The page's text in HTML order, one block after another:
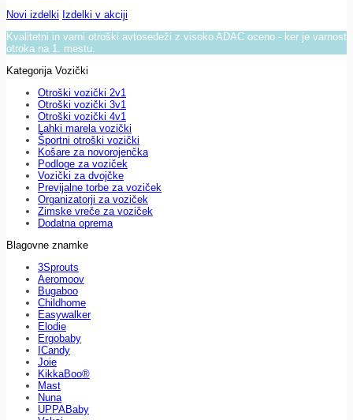
Novi izdelki Izdelki v akciji
Kvalitetni in varni otroški avtosedeži z visoko ADAC oceno - ker je varnost
otroka na 1. mestu.
Kategorija Vozički
Otroški vozički 2v1
Otroški vozički 3v1
Otroški vozički 4v1
Lahki marela vozički
Športni otroški vozički
Košare za novorojenčka
Podloge za voziček
Vozički za dvojčke
Previjalne torbe za voziček
Organizatorji za voziček
Zimske vreče za voziček
Dodatna oprema
Blagovne znamke
3Sprouts
Aeromoov
Bugaboo
Childhome
Easywalker
Elodie
Ergobaby
ICandy
Joie
KikkaBoo®
Mast
Nuna
UPPABaby